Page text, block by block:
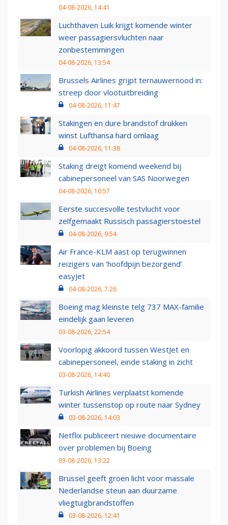
04-08-2026, 14:41
Luchthaven Luik krijgt komende winter
weer passagiersvluchten naar
zonbestemmingen
04-08-2026, 13:54
Brussels Airlines grijpt ternauwernood in:
streep door vlootuitbreiding
04-08-2026, 11:47
Stakingen en dure brandstof drukken
winst Lufthansa hard omlaag
04-08-2026, 11:38
Staking dreigt komend weekend bij
cabinepersoneel van SAS Noorwegen
04-08-2026, 10:57
Eerste succesvolle testvlucht voor
zelfgemaakt Russisch passagierstoestel
04-08-2026, 9:54
Air France-KLM aast op terugwinnen
reizigers van ‘hoofdpijn bezorgend’
easyJet
04-08-2026, 7:26
Boeing mag kleinste telg 737 MAX-familie
eindelijk gaan leveren
03-08-2026, 22:54
Voorlopig akkoord tussen WestJet en
cabinepersoneel, einde staking in zicht
03-08-2026, 14:40
Turkish Airlines verplaatst komende
winter tussenstop op route naar Sydney
03-08-2026, 14:03
Netflix publiceert nieuwe documentaire
over problemen bij Boeing
03-08-2026, 13:22
Brussel geeft groen licht voor massale
Nederlandse steun aan duurzame
vliegtuigbrandstoffen
03-08-2026, 12:41